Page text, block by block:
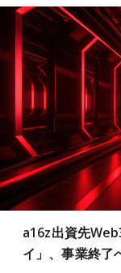
a16z出資先
イ」、事業終了